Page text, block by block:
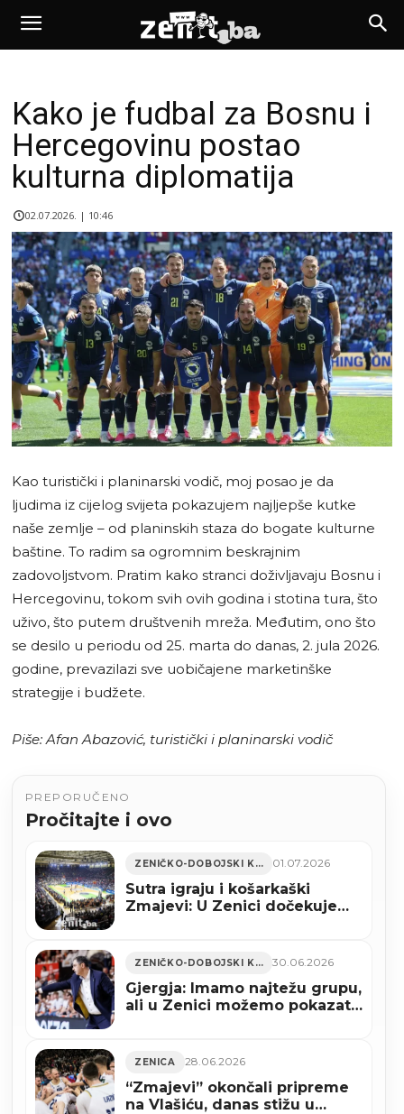
Kako je fudbal za Bosnu i
Hercegovinu postao
kulturna diplomatija
02.07.2026. | 10:46
Kao turistički i planinarski vodič, moj posao je da
ljudima iz cijelog svijeta pokazujem najljepše kutke
naše zemlje – od planinskih staza do bogate kulturne
baštine. To radim sa ogromnim beskrajnim
zadovoljstvom. Pratim kako stranci doživljavaju Bosnu i
Hercegovinu, tokom svih ovih godina i stotina tura, što
uživo, što putem društvenih mreža. Međutim, ono što
se desilo u periodu od 25. marta do danas, 2. jula 2026.
godine, prevazilazi sve uobičajene marketinške
strategije i budžete.
Piše: Afan Abazović, turistički i planinarski vodič
PREPORUČENO
Pročitajte i ovo
ZENIČKO-DOBOJSKI KANTON 01.07.2026
Sutra igraju i košarkaški
Zmajevi: U Zenici dočekujemo
ZENIČKO-DOBOJSKI KANTON 30.06.2026
Gjergja: Imamo najtežu grupu,
ali u Zenici možemo pokazati
ZENICA 28.06.2026
“Zmajevi” okončali pripreme
na Vlašiću, danas stižu u